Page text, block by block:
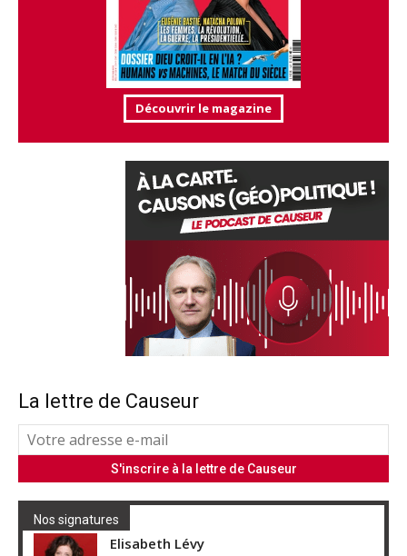
Découvrir le magazine
La lettre de Causeur
Nos signatures
Elisabeth Lévy